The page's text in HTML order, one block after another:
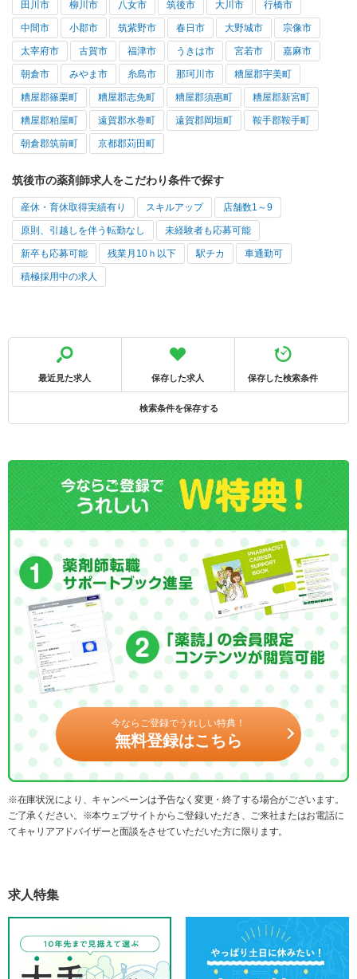
田川市 柳川市 八女市 筑後市 大川市 行橋市
中間市 小郡市 筑紫野市 春日市 大野城市 宗像市
太宰府市 古賀市 福津市 うきは市 宮若市 嘉麻市
朝倉市 みやま市 糸島市 那珂川市 糟屋郡宇美町
糟屋郡篠栗町 糟屋郡志免町 糟屋郡須惠町 糟屋郡新宮町
糟屋郡粕屋町 遠賀郡水巻町 遠賀郡岡垣町 鞍手郡鞍手町
朝倉郡筑前町 京都郡苅田町
筑後市の薬剤師求人をこだわり条件で探す
産休・育休取得実績有り スキルアップ 店舗数1～9
原則、引越しを伴う転勤なし 未経験者も応募可能
新卒も応募可能 残業月10ｈ以下 駅チカ 車通勤可
積極採用中の求人
最近見た求人 保存した求人 保存した検索条件
検索条件を保存する
今ならご登録でうれしい特典！
無料登録はこちら
※在庫状況により、キャンペーンは予告なく変更・終了する場合がございます。
ご了承ください。※本ウェブサイトからご登録いただき、ご来社またはお電話に
てキャリアアドバイザーと面談をさせていただいた方に限ります。
求人特集